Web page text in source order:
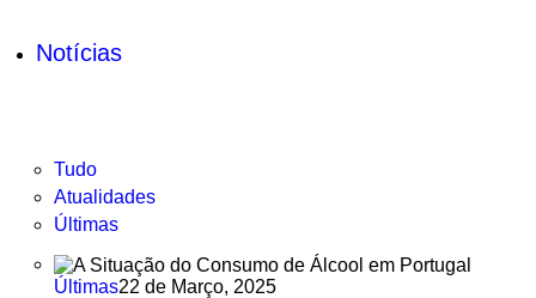
Notícias
Tudo
Atualidades
Últimas
Últimas22 de Março, 2025